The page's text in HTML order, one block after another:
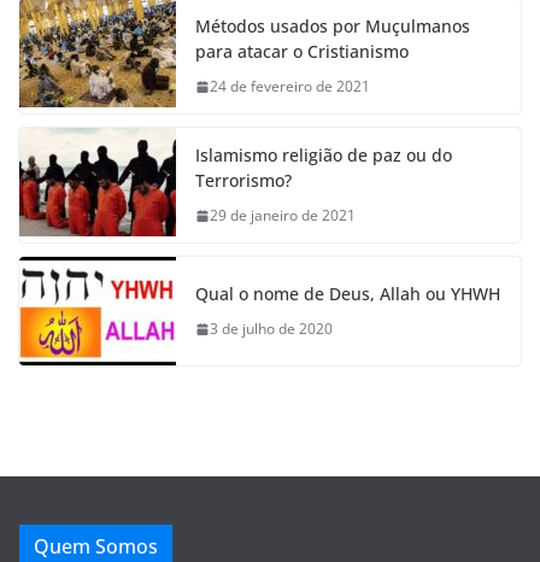
Métodos usados por Muçulmanos
para atacar o Cristianismo
24 de fevereiro de 2021
Islamismo religião de paz ou do
Terrorismo?
29 de janeiro de 2021
Qual o nome de Deus, Allah ou YHWH
3 de julho de 2020
Quem Somos